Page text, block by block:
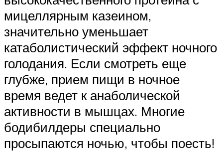
мицеллярным казеином,
значительно уменьшает
катаболистический эффект ночного
голодания. Если смотреть еще
глубже, прием пищи в ночное
время ведет к анаболической
активности в мышцах. Многие
бодибилдеры специально
просыпаются ночью, чтобы поесть!